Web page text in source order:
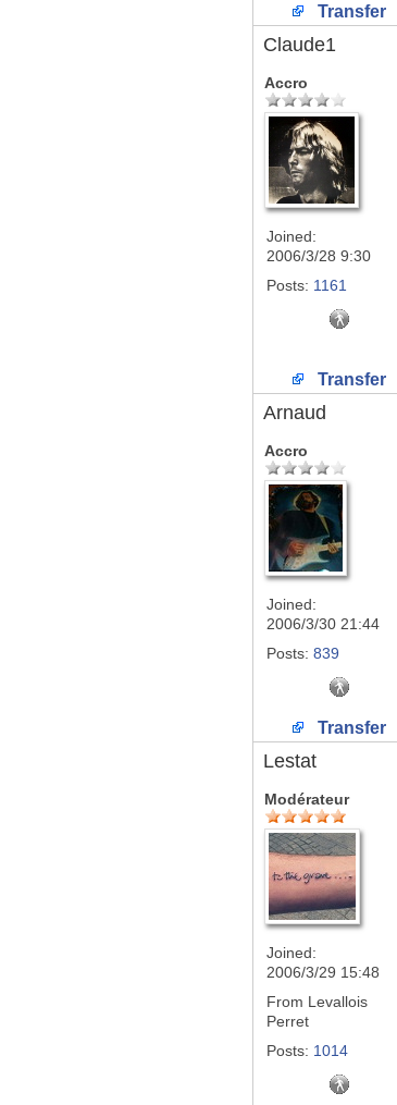
Transfer
Claude1
Accro
Joined:
2006/3/28 9:30
Posts: 1161
Transfer
Arnaud
Accro
Joined:
2006/3/30 21:44
Posts: 839
Transfer
Lestat
Modérateur
Joined:
2006/3/29 15:48
From Levallois
Perret
Posts: 1014